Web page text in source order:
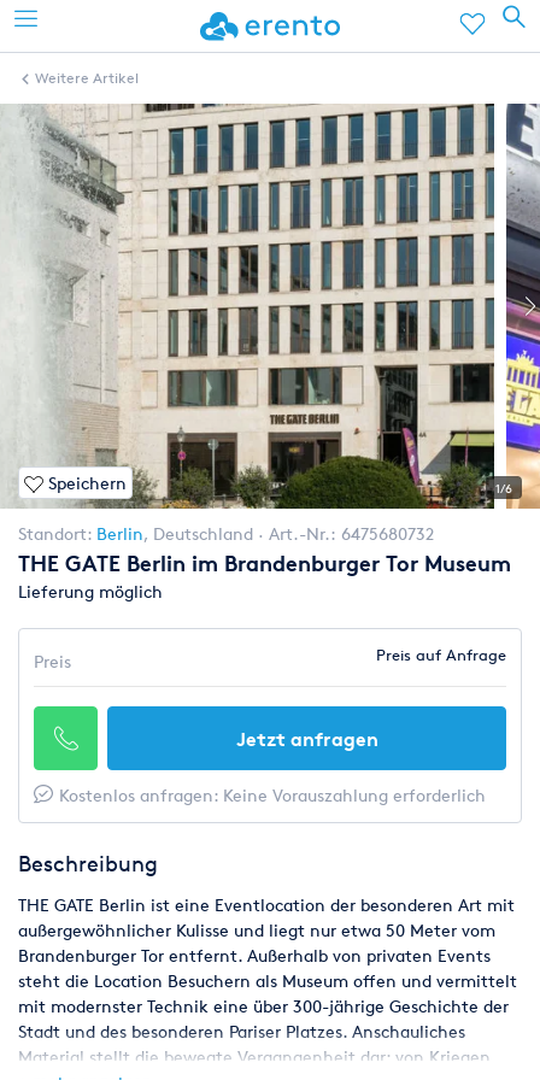
Weitere Artikel
Speichern 1/6
Standort: Berlin, Deutschland Art.-Nr.: 6475680732
THE GATE Berlin im Brandenburger Tor Museum
Lieferung möglich
Preis Preis auf Anfrage
Jetzt anfragen
Kostenlos anfragen: Keine Vorauszahlung erforderlich
Beschreibung
THE GATE Berlin ist eine Eventlocation der besonderen Art mit
außergewöhnlicher Kulisse und liegt nur etwa 50 Meter vom
Brandenburger Tor entfernt. Außerhalb von privaten Events
steht die Location Besuchern als Museum offen und vermittelt
mit modernster Technik eine über 300-jährige Geschichte der
Stadt und des besonderen Pariser Platzes. Anschauliches
Material stellt die bewegte Vergangenheit dar: von Kriegen